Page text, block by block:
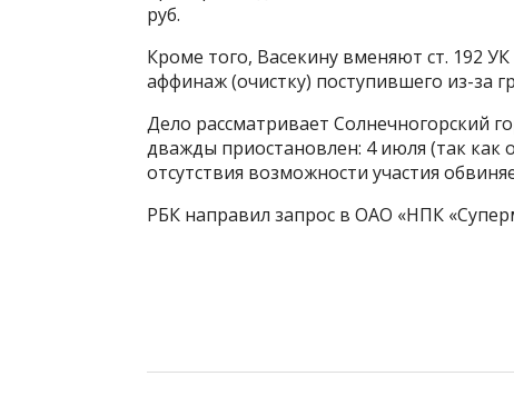
руб.
Кроме того, Васекину вменяют ст. 192
аффинаж (очистку) поступившего из-за
Дело рассматривает Солнечногорский
дважды приостановлен: 4 июля (так как
отсутствия возможности участия
РБК направил запрос в ОАО «НПК